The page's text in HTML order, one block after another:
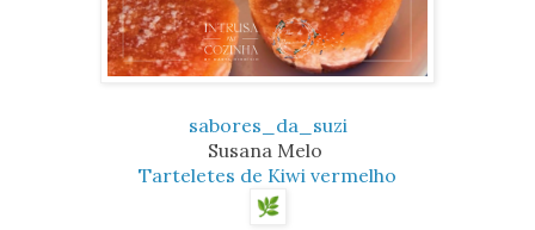
sabores_da_suzi
Susana Melo
Tarteletes de Kiwi vermelho